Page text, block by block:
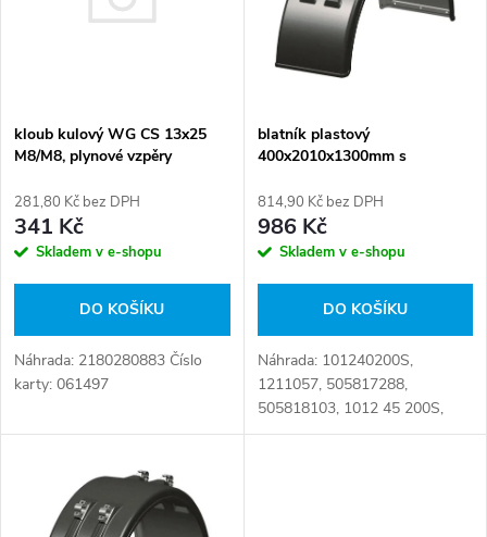
p
r
o
u
k
s
p
r
o
d
u
k
kloub kulový WG CS 13x25
M8/M8, plynové vzpěry
281,80 Kč bez DPH
341 Kč
Skladem v e-shopu
DO KOŠÍKU
Náhrada: 2180280883 Číslo
karty: 061497
blatník plastový
400x2010x1300mm s
814,90 Kč bez DPH
986 Kč
Skladem v e-shopu
DO KOŠÍKU
Náhrada: 101240200S,
1211057, 505817288,
505818103, 1012 45 200S,
57500030400, 9090970254